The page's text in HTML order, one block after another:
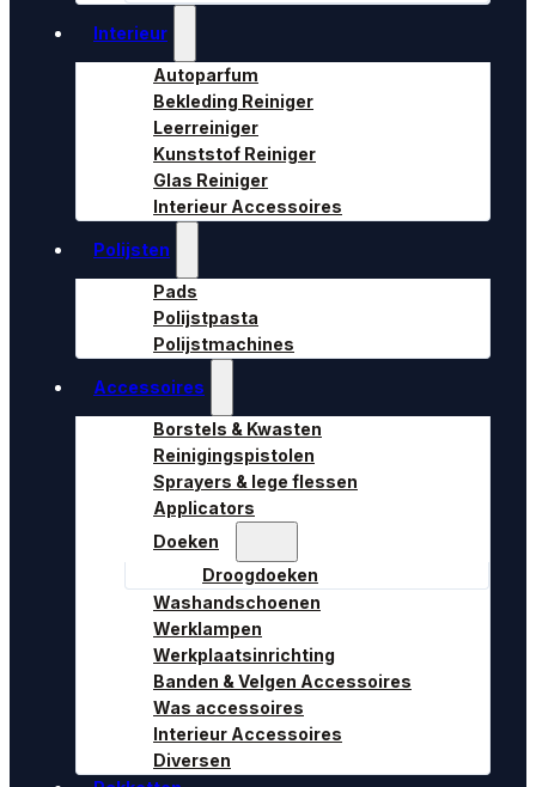
Interieur
Autoparfum
Bekleding Reiniger
Leerreiniger
Kunststof Reiniger
Glas Reiniger
Interieur Accessoires
Polijsten
Pads
Polijstpasta
Polijstmachines
Accessoires
Borstels & Kwasten
Reinigingspistolen
Sprayers & lege flessen
Applicators
Doeken
Droogdoeken
Washandschoenen
Werklampen
Werkplaatsinrichting
Banden & Velgen Accessoires
Was accessoires
Interieur Accessoires
Diversen